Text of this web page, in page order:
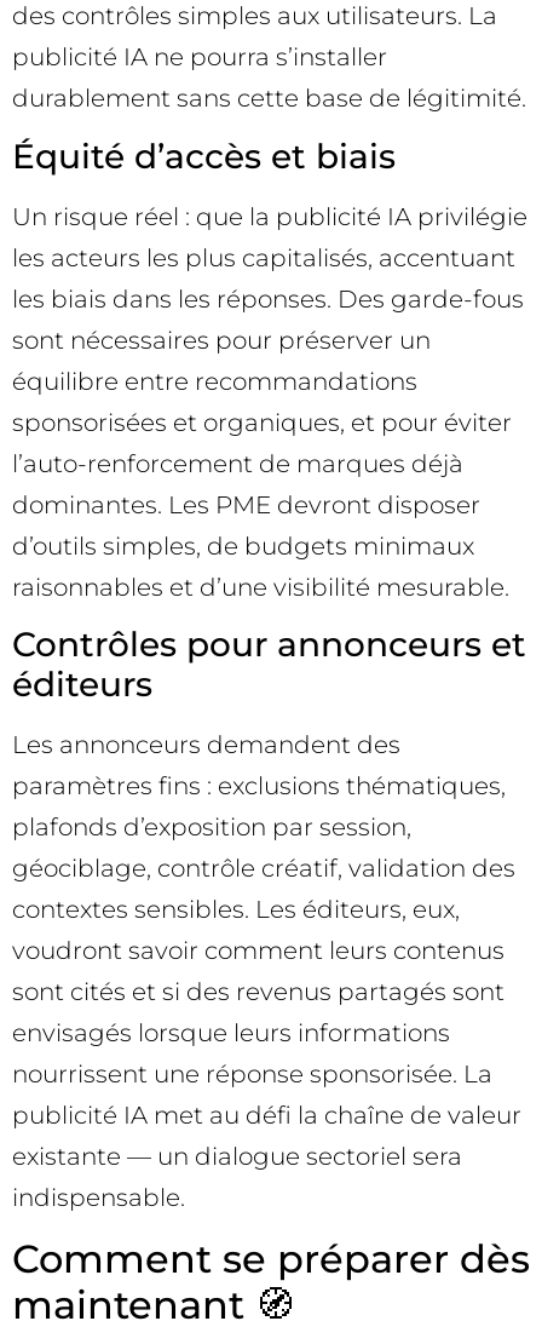
des contrôles simples aux utilisateurs. La
publicité IA ne pourra s’installer
durablement sans cette base de légitimité.
Équité d’accès et biais
Un risque réel : que la publicité IA privilégie
les acteurs les plus capitalisés, accentuant
les biais dans les réponses. Des garde-fous
sont nécessaires pour préserver un
équilibre entre recommandations
sponsorisées et organiques, et pour éviter
l’auto-renforcement de marques déjà
dominantes. Les PME devront disposer
d’outils simples, de budgets minimaux
raisonnables et d’une visibilité mesurable.
Contrôles pour annonceurs et
éditeurs
Les annonceurs demandent des
paramètres fins : exclusions thématiques,
plafonds d’exposition par session,
géociblage, contrôle créatif, validation des
contextes sensibles. Les éditeurs, eux,
voudront savoir comment leurs contenus
sont cités et si des revenus partagés sont
envisagés lorsque leurs informations
nourrissent une réponse sponsorisée. La
publicité IA met au défi la chaîne de valeur
existante — un dialogue sectoriel sera
indispensable.
Comment se préparer dès
maintenant 🧭